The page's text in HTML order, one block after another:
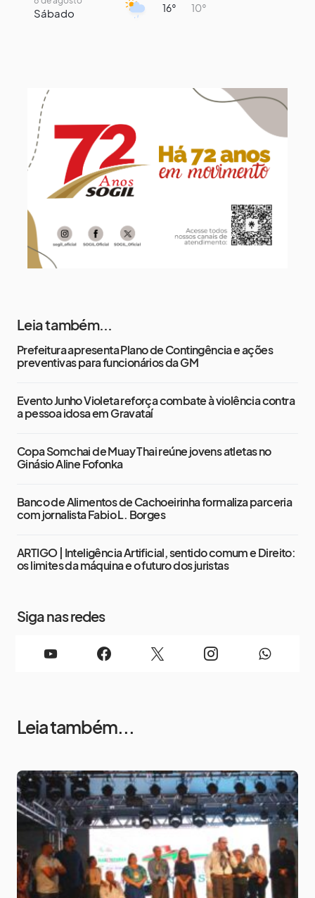
Sábado 16° 10°
Segunda-Feira 7°
11 de agosto
Terça-Feira
12 de agosto
Quarta-Feira 15° 9°
Leia também...
Prefeitura apresenta Plano de Contingência e ações
preventivas para funcionários da GM
Evento Junho Violeta reforça combate à violência contra
a pessoa idosa em Gravataí
Copa Somchai de Muay Thai reúne jovens atletas no
Ginásio Aline Fofonka
Banco de Alimentos de Cachoeirinha formaliza parceria
com jornalista Fabio L. Borges
ARTIGO | Inteligência Artificial, sentido comum e Direito:
os limites da máquina e o futuro dos juristas
Siga nas redes
Leia também...